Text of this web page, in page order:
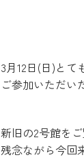
3月12日(日)と
ご参加いただい
新旧の2号館を
残念ながら今回